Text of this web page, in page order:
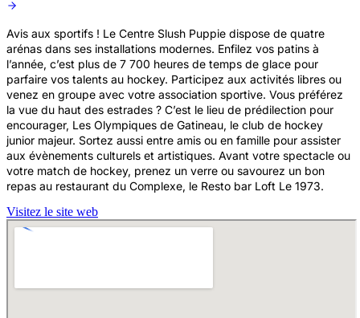
Avis aux sportifs ! Le Centre Slush Puppie dispose de quatre
arénas dans ses installations modernes. Enfilez vos patins à
l’année, c’est plus de 7 700 heures de temps de glace pour
parfaire vos talents au hockey. Participez aux activités libres ou
venez en groupe avec votre association sportive. Vous préférez
la vue du haut des estrades ? C’est le lieu de prédilection pour
encourager, Les Olympiques de Gatineau, le club de hockey
junior majeur. Sortez aussi entre amis ou en famille pour assister
aux évènements culturels et artistiques. Avant votre spectacle ou
votre match de hockey, prenez un verre ou savourez un bon
repas au restaurant du Complexe, le Resto bar Loft Le 1973.
Visitez le site web